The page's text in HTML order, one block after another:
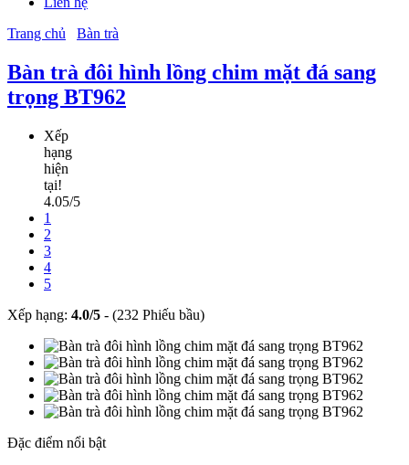
Trang chủ
Bàn trà
Bàn trà đôi hình lồng chim mặt đá sang
trọng BT962
Xếp
hạng
hiện
tại!
4.05/5
1
2
3
4
5
Xếp hạng: 4.0/5 - (232 Phiếu bầu)
Đặc điểm nổi bật